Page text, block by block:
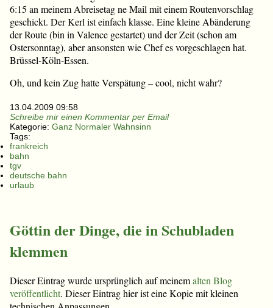
6:15 an meinem Abreisetag ne Mail mit einem Routenvorschlag
geschickt. Der Kerl ist einfach klasse. Eine kleine Abänderung
der Route (bin in Valence gestartet) und der Zeit (schon am
Ostersonntag), aber ansonsten wie Chef es vorgeschlagen hat.
Brüssel-Köln-Essen.
Oh, und kein Zug hatte Verspätung – cool, nicht wahr?
13.04.2009 09:58
Schreibe mir einen Kommentar per Email
Kategorie: Ganz Normaler Wahnsinn
Tags:
frankreich
bahn
tgv
deutsche bahn
urlaub
Göttin der Dinge, die in Schubladen
klemmen
Dieser Eintrag wurde ursprünglich auf meinemalten Blog
veröffentlicht. Dieser Eintrag hier ist eine Kopie mit kleinen